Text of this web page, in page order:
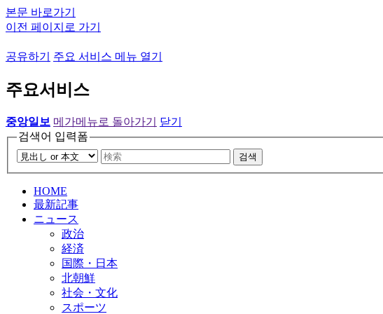
본문 바로가기
이전 페이지로 가기
공유하기 주요 서비스 메뉴 열기
주요서비스
중앙일보 메가메뉴로 돌아가기
닫기
검색어 입력폼
검색
HOME
最新記事
ニュース
政治
経済
国際・日本
北朝鮮
社会・文化
スポーツ